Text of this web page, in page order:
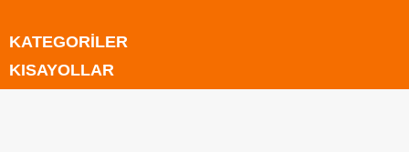
KATEGORİLER
Anasayfa
KISAYOLLAR